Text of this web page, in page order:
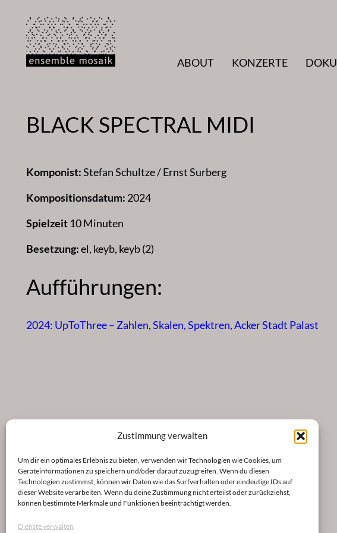
Zustimmung verwalten
Um dir ein optimales Erlebnis zu bieten, verwenden wir Technologien wie Cookies, um
Geräteinformationen zu speichern und/oder darauf zuzugreifen. Wenn du diesen
Technologien zustimmst, können wir Daten wie das Surfverhalten oder eindeutige IDs auf
dieser Website verarbeiten. Wenn du deine Zustimmung nicht erteilst oder zurückziehst,
können bestimmte Merkmale und Funktionen beeinträchtigt werden.
Dienste verwalten
Inhalt
springen
ABOUT
KONZERTE DOKU
BLACK SPECTRAL MIDI
Komponist:Stefan Schultze / Ernst Surberg
Kompositionsdatum: 2024
Spielzeit 10 Minuten
Besetzung:el, keyb, keyb (2)
Aufführungen:
2024: UpToThree – Zahlen, Skalen, Spektren, Acker Stadt Palast